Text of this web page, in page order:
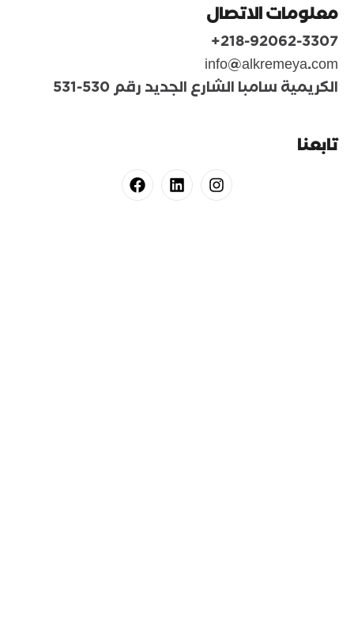
معلومات الاتصال
218-92062-3307+
info@alkremeya.com
الكريمية سامبا الشارع الجديد رقم 530-531
تابعنا